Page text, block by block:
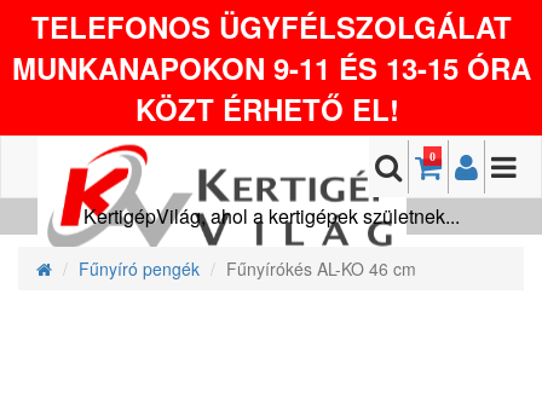
TELEFONOS ÜGYFÉLSZOLGÁLAT
MUNKANAPOKON 9-11 ÉS 13-15 ÓRA
KÖZT ÉRHETŐ EL!
0
KertigépVilág, ahol a kertigépek születnek...
Fűnyíró pengék Fűnyírókés AL-KO 46 cm